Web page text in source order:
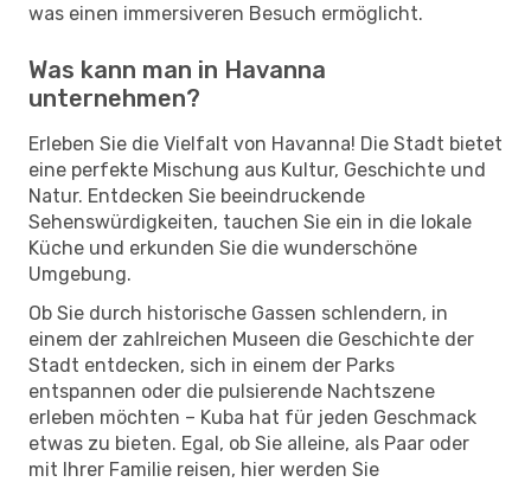
was einen immersiveren Besuch ermöglicht.
Was kann man in Havanna
unternehmen?
Erleben Sie die Vielfalt von Havanna! Die Stadt bietet
eine perfekte Mischung aus Kultur, Geschichte und
Natur. Entdecken Sie beeindruckende
Sehenswürdigkeiten, tauchen Sie ein in die lokale
Küche und erkunden Sie die wunderschöne
Umgebung.
Ob Sie durch historische Gassen schlendern, in
einem der zahlreichen Museen die Geschichte der
Stadt entdecken, sich in einem der Parks
entspannen oder die pulsierende Nachtszene
erleben möchten – Kuba hat für jeden Geschmack
etwas zu bieten. Egal, ob Sie alleine, als Paar oder
mit Ihrer Familie reisen, hier werden Sie